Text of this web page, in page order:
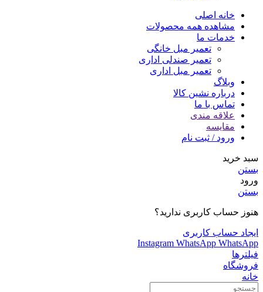
خانه اصلی
مشاهده همه محصولات
خدمات ما
تعمیر مبل خانگی
تعمیر صندلی اداری
تعمیر مبل اداری
وبلاگ
درباره نشین کالا
تماس با ما
علاقه مندی
مقایسه
ورود / ثبت نام
سبد خرید
بستن
ورود
بستن
هنوز حساب کاربری ندارید؟
ایجاد حساب کاربری
Instagram WhatsApp WhatsApp
فیلترها
فروشگاه
خانه